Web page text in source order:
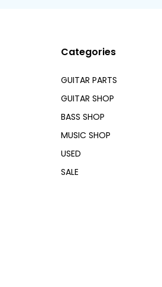
Categories
GUITAR PARTS
GUITAR SHOP
BASS SHOP
MUSIC SHOP
USED
SALE